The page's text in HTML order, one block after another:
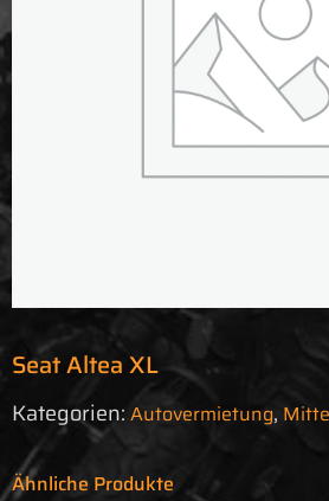
Seat Altea XL
Kategorien: Autovermietung,
Ähnliche Produkte